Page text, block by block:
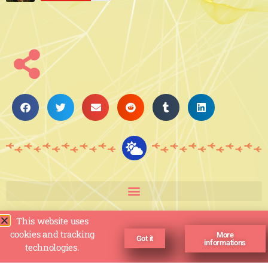
This website uses
cookies and tracking
technologies.
Got it
More
informations